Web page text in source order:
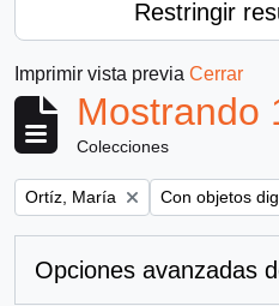
Restringir
Imprimir vista previa Cerrar
Mostrando
Colecciones
Remove filter:
Ortíz, María Remove filter:
Con objetos
Opciones avanzadas